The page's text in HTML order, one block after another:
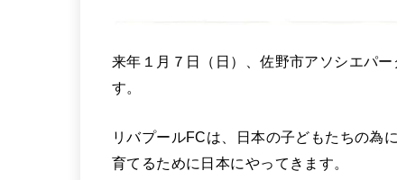
来年１月７日（日）、佐野市アソシエパ
す。
リバプールFCは、日本の子どもたちの為
育てるために日本にやってきます。